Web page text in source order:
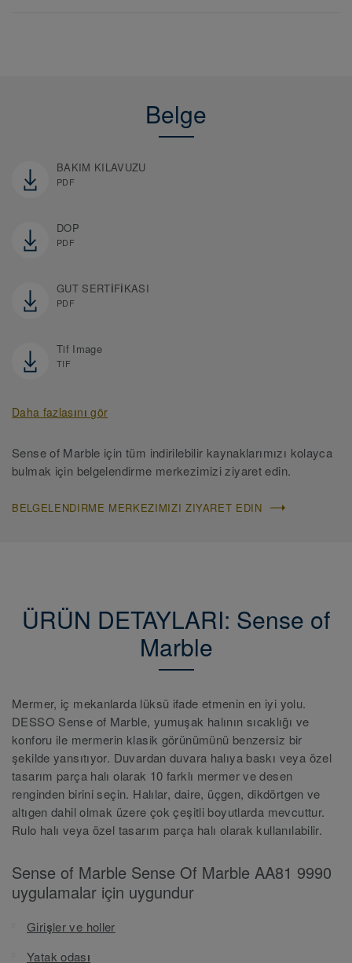
Belge
BAKIM KILAVUZU
PDF
DOP
PDF
GUT SERTİFİKASI
PDF
Tif Image
TIF
Daha fazlasını gör
Sense of Marble için tüm indirilebilir kaynaklarımızı kolayca
bulmak için belgelendirme merkezimizi ziyaret edin.
BELGELENDIRME MERKEZIMIZI ZIYARET EDIN
ÜRÜN DETAYLARI: Sense of
Marble
Mermer, iç mekanlarda lüksü ifade etmenin en iyi yolu.
DESSO Sense of Marble, yumuşak halının sıcaklığı ve
konforu ile mermerin klasik görünümünü benzersiz bir
şekilde yansıtıyor. Duvardan duvara halıya baskı veya özel
tasarım parça halı olarak 10 farklı mermer ve desen
renginden birini seçin. Halılar, daire, üçgen, dikdörtgen ve
altıgen dahil olmak üzere çok çeşitli boyutlarda mevcuttur.
Rulo halı veya özel tasarım parça halı olarak kullanılabilir.
Sense of Marble Sense Of Marble AA81 9990
uygulamalar için uygundur
Girişler ve holler
Yatak odası